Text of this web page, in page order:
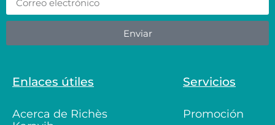
Enviar
Enlaces útiles
Acerca de Richès
Servicios
Promoción